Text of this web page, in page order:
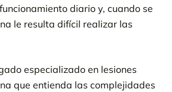
diario y, cuando se
le resulta difícil realizar las
especializado en lesiones
que entienda las complejidades